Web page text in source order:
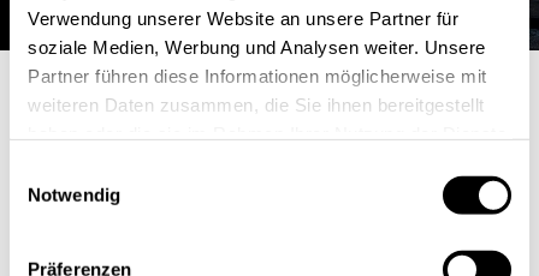
Verwendung unserer Website an unsere Partner für
soziale Medien, Werbung und Analysen weiter. Unsere
Partner führen diese Informationen möglicherweise mit
weiteren Daten zusammen, die Sie ihnen bereitgestellt
Notwendig
Präferenzen
V.l.n.r.: Jörg Herbers - INFORM GmbH, Carlo
Matic - Interactive Pioneers, Tobias Ell -
Carpus und Partner, Stefan Kiefer - Place
Branding Aachen e.V., Caroline Noerenberg -
aachen tourist service e.V., Dr. Oliver Grün
Gita Wigele - Interactive Pioneers, Christian